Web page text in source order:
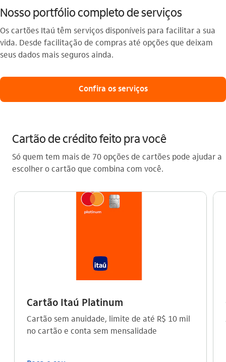
Nosso portfólio completo de serviços
Os cartões Itaú têm serviços disponíveis para facilitar a sua
vida. Desde facilitação de compras até opções que deixam
seus dados mais seguros ainda.
Confira os serviços
Cartão de crédito feito pra você
Só quem tem mais de 70 opções de cartões pode ajudar a
escolher o cartão que combina com você.
Cartão Itaú Platinum
Cartão sem anuidade, limite de até R$ 10 mil
no cartão e conta sem mensalidade